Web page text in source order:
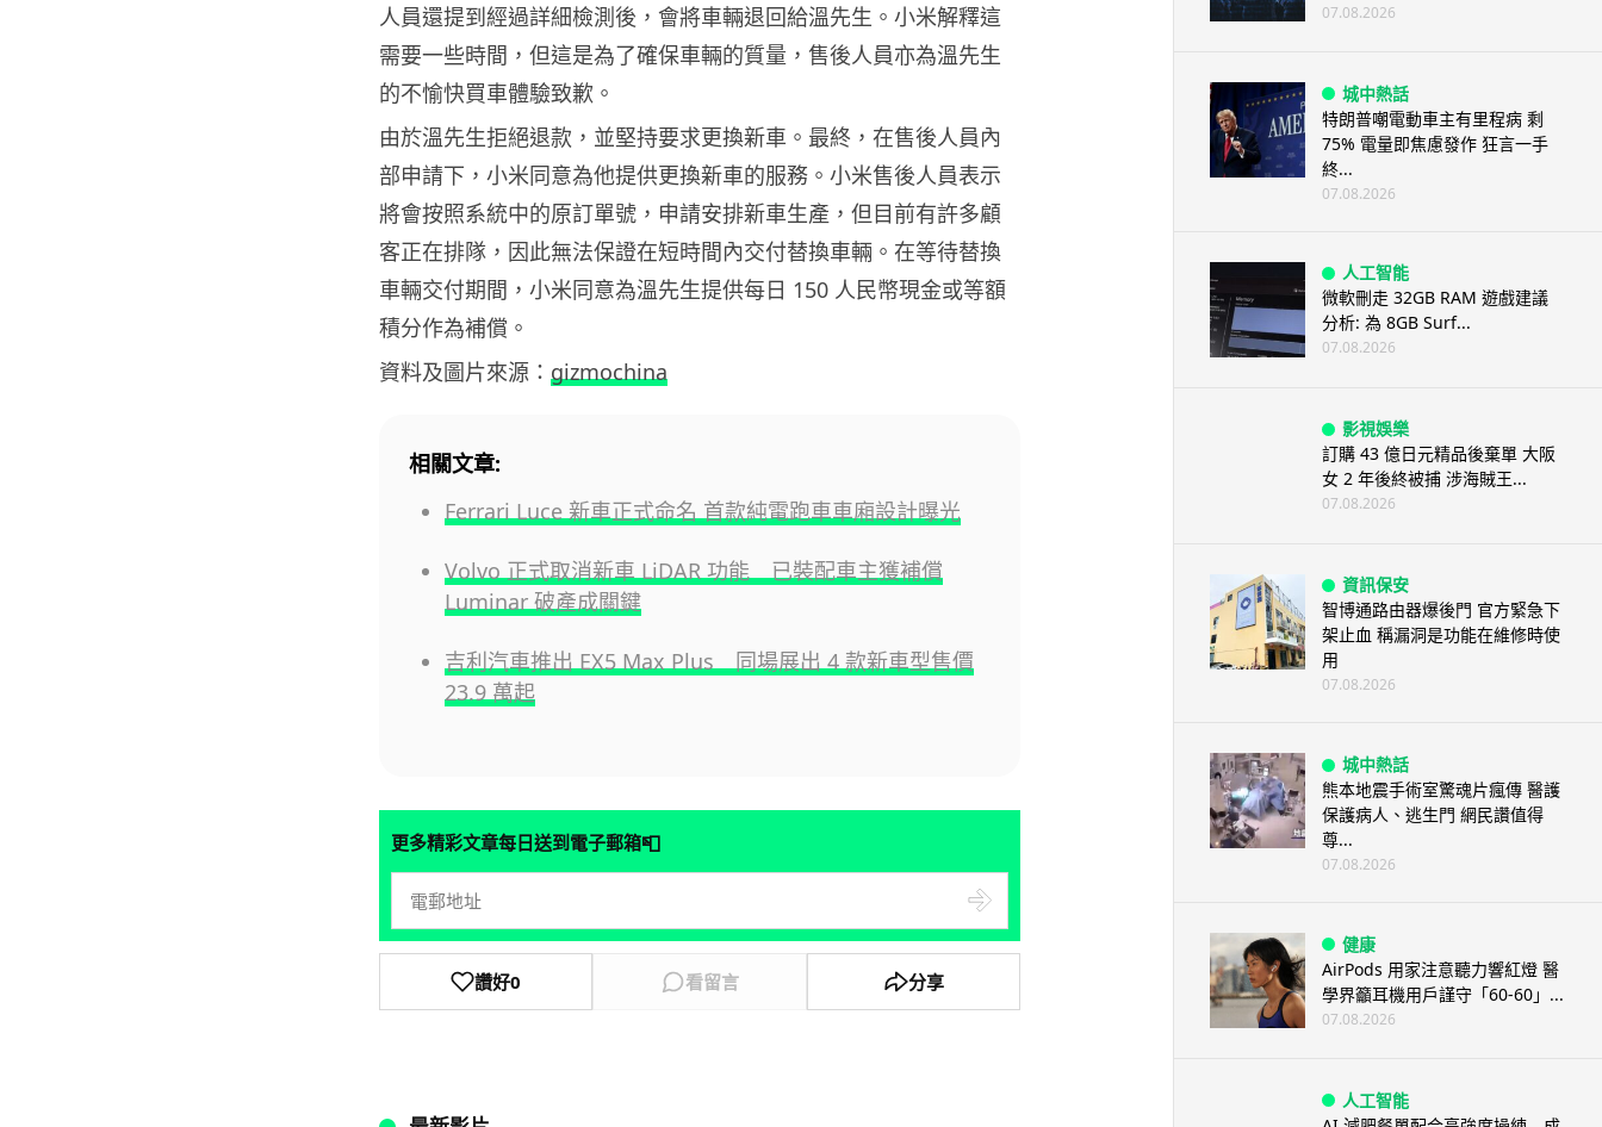
人員還提到經過詳細檢測後，會將車輛退回給溫先生。小米解釋這
需要一些時間，但這是為了確保車輛的質量，售後人員亦為溫先生
的不愉快買車體驗致歉。
由於溫先生拒絕退款，並堅持要求更換新車。最終，在售後人員內
部申請下，小米同意為他提供更換新車的服務。小米售後人員表示
將會按照系統中的原訂單號，申請安排新車生產，但目前有許多顧
客正在排隊，因此無法保證在短時間內交付替換車輛。在等待替換
車輛交付期間，小米同意為溫先生提供每日 150 人民幣現金或等額
積分作為補償。
資料及圖片來源： gizmochina
相關文章:
Ferrari Luce 新車正式命名 首款純電跑車車廂設計曝光
Volvo 正式取消新車 LiDAR 功能 已裝配車主獲補償
Luminar 破產成關鍵
吉利汽車推出 EX5 Max Plus 同場展出 4 款新車型售價
23.9 萬起
更多精彩文章每日送到電子郵箱📮
讚好0 看留言 分享
07.08.2026
城中熱話
特朗普嘲電動車主有里程病 剩
75% 電量即焦慮發作 狂言一手
終...
07.08.2026
人工智能
微軟刪走 32GB RAM 遊戲建議
分析: 為 8GB Surf...
07.08.2026
影視娛樂
訂購 43 億日元精品後棄單 大阪
女 2 年後終被捕 涉海賊王...
07.08.2026
資訊保安
智博通路由器爆後門 官方緊急下
架止血 稱漏洞是功能在維修時使
用
07.08.2026
城中熱話
熊本地震手術室驚魂片瘋傳 醫護
保護病人、逃生門 網民讚值得
尊...
07.08.2026
健康
AirPods 用家注意聽力響紅燈 醫
學界籲耳機用戶謹守「60-60」...
07.08.2026
人工智能